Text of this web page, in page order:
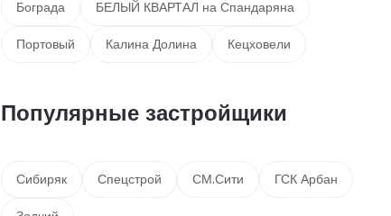
Бограда БЕЛЫЙ КВАРТАЛ на Спандаряна
Портовый Калина Долина Кецховели
Популярные застройщики
Сибиряк Спецстрой СМ.Сити ГСК Арбан